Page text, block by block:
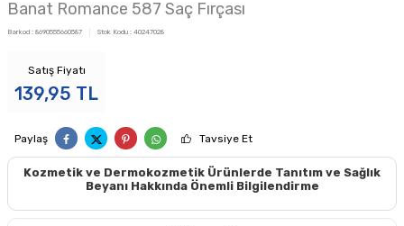
Banat Romance 587 Saç Fırçası
Barkod : 8690555660587 Stok Kodu : 40247028
Satış Fiyatı
139,95 TL
Paylaş Tavsiye Et
Kozmetik ve Dermokozmetik Ürünlerde Tanıtım ve Sağlık
Beyanı Hakkında Önemli Bilgilendirme